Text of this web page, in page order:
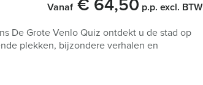
Vanaf p.p. excl. BTW
De Grote Venlo Quiz ontdekt u de stad op
plekken, bijzondere verhalen en